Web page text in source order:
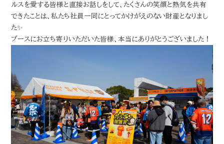
ルスを愛する皆様と直接お話しをして、たくさんの笑顔と熱気を共有
できたことは、私たち社員一同にとってかけがえのない財産となりまし
た✨
ブースにお立ち寄りいただいた皆様、本当にありがとうございました！